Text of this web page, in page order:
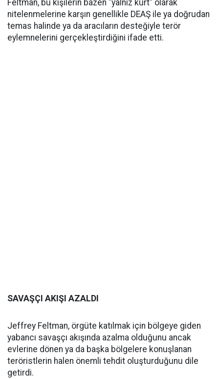
Feltman, bu kişilerin bazen "yalnız kurt" olarak
nitelenmelerine karşın genellikle DEAŞ ile ya doğrudan
temas halinde ya da aracıların desteğiyle terör
eylemnelerini gerçekleştirdiğini ifade etti.
SAVAŞÇI AKIŞI AZALDI
Jeffrey Feltman, örgüte katılmak için bölgeye giden
yabancı savaşçı akışında azalma olduğunu ancak
evlerine dönen ya da başka bölgelere konuşlanan
teröristlerin halen önemli tehdit oluşturduğunu dile
getirdi.